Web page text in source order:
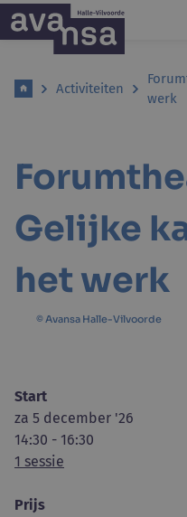
Activiteiten
werk
Gelijke
het werk
© Avansa Halle-Vilvoorde
Start
za 5 december '26
14:30 - 16:30
1 sessie
Prijs